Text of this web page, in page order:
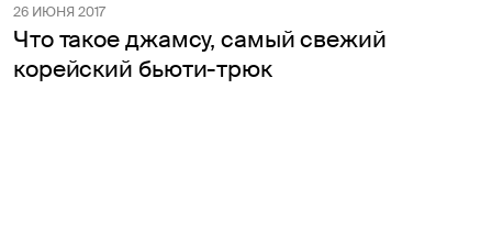
26 ИЮНЯ 2017
Что такое джамсу, самый свежий
корейский бьюти-трюк